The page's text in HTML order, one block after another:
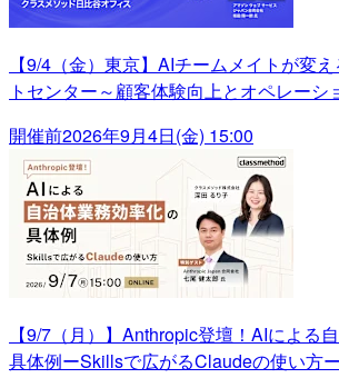
【9/4（金）東京】AIチームメイトが変
トセンター～顧客体験向上とオペレーシ
開催前2026年9月4日(金) 15:00
【9/7（月）】Anthropic登壇！AIによる
具体例ーSkillsで広がるClaudeの使い方ー